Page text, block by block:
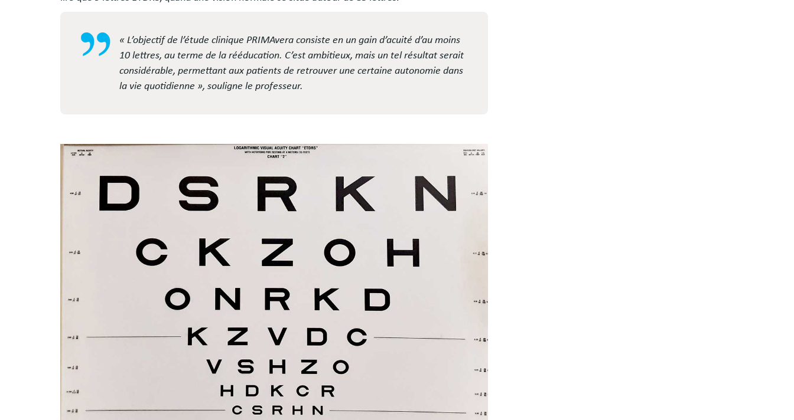
« L’objectif de l’étude clinique PRIMAvera consiste en un gain d’acuité d’au moins
10 lettres, au terme de la rééducation. C’est ambitieux, mais un tel résultat serait
considérable, permettant aux patients de retrouver une certaine autonomie dans
la vie quotidienne », souligne le professeur.
Image